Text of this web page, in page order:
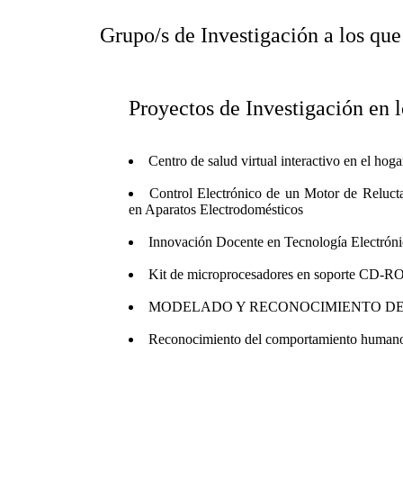
Grupo/s de Investigación a los
Proyectos de Investigación en
Centro de salud virtual interactivo en el
Control Electrónico de un Motor de
en Aparatos Electrodomésticos
Innovación Docente en Tecnología
Kit de microprocesadores en soporte CD-
MODELADO Y RECONOCIMIENTO
Reconocimiento del comportamiento